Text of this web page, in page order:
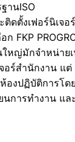
านISO
ดตั้งเฟอร์นิเจ
FKP
หญ่มักจำหน่ายเ
ร์สำนักงาน แต่
องปฏิบัติการโด
นการทำงาน แ